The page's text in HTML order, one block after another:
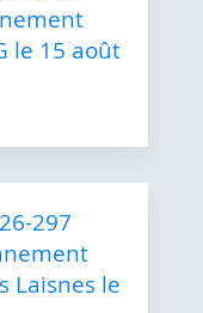
le 15 août
297
Laisnes le